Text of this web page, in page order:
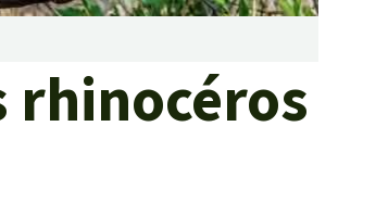
rhinocéros